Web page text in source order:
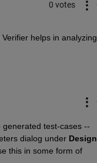
0 votes
helps in analyzing
test-cases --
dialog under Design
this in some form of